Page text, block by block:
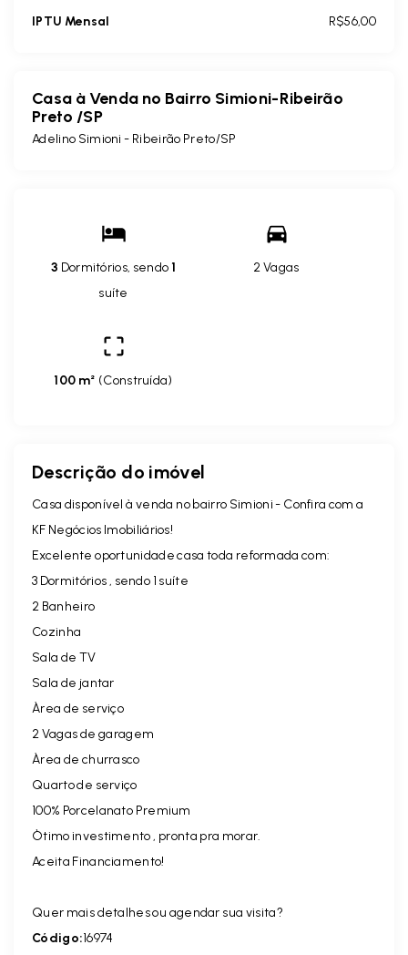
IPTU Mensal R$56,00
Casa à Venda no Bairro Simioni-Ribeirão
Preto /SP
Adelino Simioni - Ribeirão Preto/SP
3 Dormitórios, sendo1
suíte
2 Vagas
100 m² (Construída)
Descrição do imóvel
Casa disponível à venda no bairro Simioni - Confira com a
KF Negócios Imobiliários!
Excelente oportunidade casa toda reformada com:
3 Dormitórios , sendo 1 suíte
2 Banheiro
Cozinha
Sala de TV
Sala de jantar
Àrea de serviço
2 Vagas de garagem
Àrea de churrasco
Quarto de serviço
100% Porcelanato Premium
Òtimo investimento , pronta pra morar.
Aceita Financiamento!
Quer mais detalhes ou agendar sua visita?
Código:16974